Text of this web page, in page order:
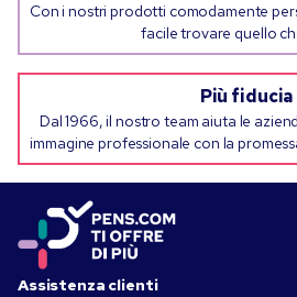
Con i nostri prodotti comodamente
facile trovare quello
Più fiducia
Dal 1966, il nostro team aiuta le
immagine professionale con la
Assistenza clienti